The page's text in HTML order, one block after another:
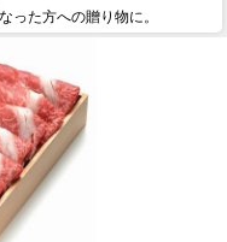
った方への贈り物に。